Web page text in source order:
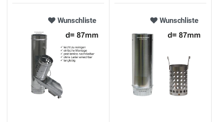
Wunschliste Wunschliste